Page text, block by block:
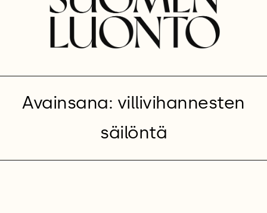
Avainsana: villivihannesten
säilöntä